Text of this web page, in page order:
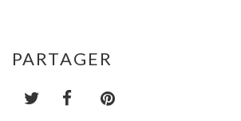
PARTAGER